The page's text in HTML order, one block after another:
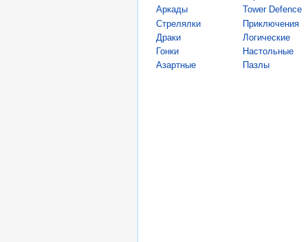
Аркады
Стрелялки
Драки
Гонки
Азартные
Tower Defence
Приключения
Логические
Настольные
Пазлы